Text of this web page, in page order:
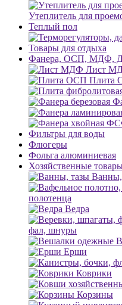
Утеплитель для
Теплый пол
Товары для отдыха
Фанера, ОСП, МДФ,
Лист
Плита
Фильтры для воды
Флюгеры
Фольга алюминиевая
Хозяйственные
Ванны,
полотенца
Ведра
фал, шнуры
Ерши
Коврики
Корзины